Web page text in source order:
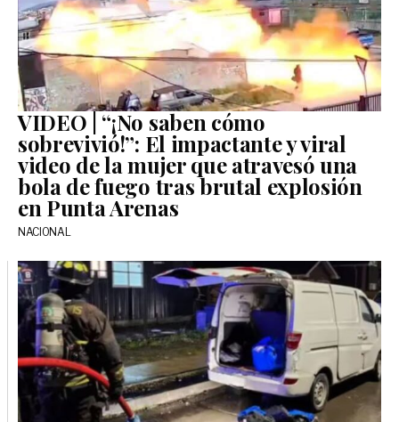
VIDEO | “¡No saben cómo
sobrevivió!”: El impactante y viral
video de la mujer que atravesó una
bola de fuego tras brutal explosión
en Punta Arenas
NACIONAL